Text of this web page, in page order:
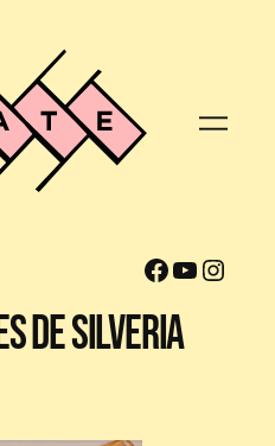
Facebook YouTube Instagram
de Silveria